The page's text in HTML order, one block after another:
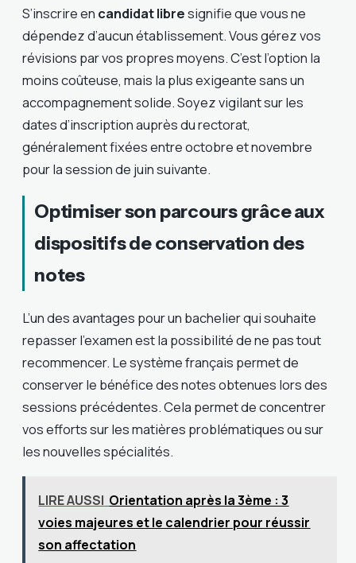
S’inscrire en candidat libresignifie que vous ne
dépendez d’aucun établissement. Vous gérez vos
révisions par vos propres moyens. C’est l’option la
moins coûteuse, mais la plus exigeante sans un
accompagnement solide. Soyez vigilant sur les
dates d’inscription auprès du rectorat,
généralement fixées entre octobre et novembre
pour la session de juin suivante.
Optimiser son parcours grâce aux
dispositifs de conservation des
notes
L’un des avantages pour un bachelier qui souhaite
repasser l’examen est la possibilité de ne pas tout
recommencer. Le système français permet de
conserver le bénéfice des notes obtenues lors des
sessions précédentes. Cela permet de concentrer
vos efforts sur les matières problématiques ou sur
les nouvelles spécialités.
LIRE AUSSI Orientation après la 3ème : 3
voies majeures et le calendrier pour réussir
son affectation